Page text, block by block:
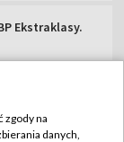
Ekstraklasy.
zgody na
danych,